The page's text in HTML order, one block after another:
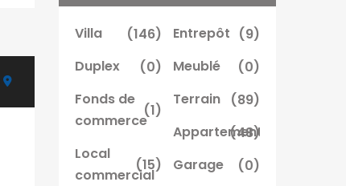
Villa
(146)
Duplex
(0)
Fonds de
commerce
(1)
Local
commercial
(15)
Entrepôt (9)
Meublé
(0)
Terrain
(89)
Appartement
(48)
Garage
(0)